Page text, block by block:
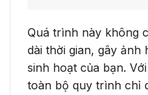
Quá trình này không
dài thời gian, gây ảnh
sinh hoạt của bạn.
toàn bộ quy trình chỉ